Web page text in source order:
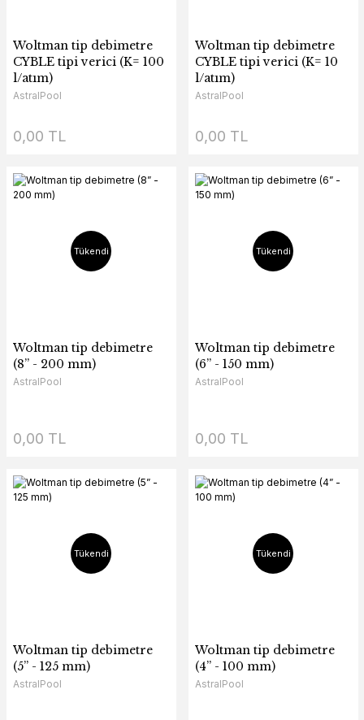
Woltman tip debimetre
CYBLE tipi verici (K= 100
l/atım)
AstralPool
0,00 TL
Woltman tip debimetre
CYBLE tipi verici (K= 10
l/atım)
AstralPool
0,00 TL
Tükendi
Woltman tip debimetre
(8” - 200 mm)
AstralPool
0,00 TL
Tükendi
Woltman tip debimetre
(6” - 150 mm)
AstralPool
0,00 TL
Tükendi
Woltman tip debimetre
(5” - 125 mm)
AstralPool
Tükendi
Woltman tip debimetre
(4” - 100 mm)
AstralPool